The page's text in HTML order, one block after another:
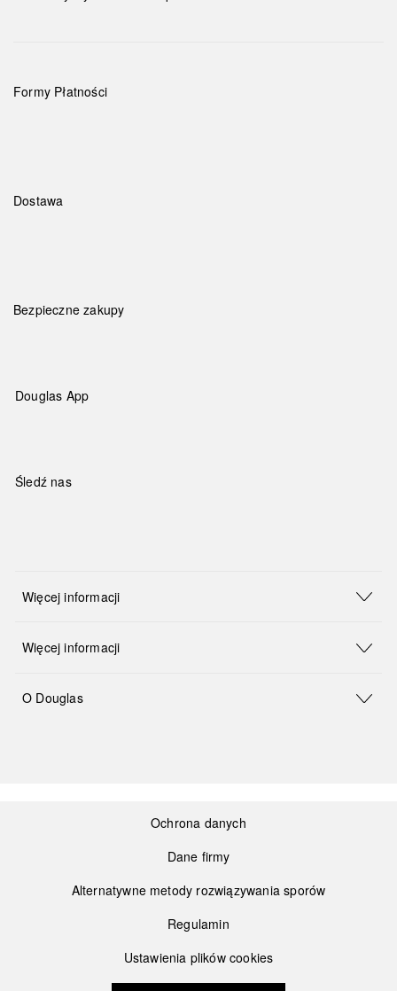
Formy Płatności
Dostawa
Bezpieczne zakupy
Douglas App
Śledź nas
Więcej informacji
Więcej informacji
O Douglas
Ochrona danych
Dane firmy
Alternatywne metody rozwiązywania sporów
Regulamin
Ustawienia plików cookies